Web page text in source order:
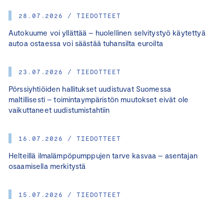
28.07.2026 / TIEDOTTEET
Autokuume voi yllättää – huolellinen selvitystyö käytettyä
autoa ostaessa voi säästää tuhansilta euroilta
23.07.2026 / TIEDOTTEET
Pörssiyhtiöiden hallitukset uudistuvat Suomessa
maltillisesti – toimintaympäristön muutokset eivät ole
vaikuttaneet uudistumistahtiin
16.07.2026 / TIEDOTTEET
Helteillä ilmalämpöpumppujen tarve kasvaa – asentajan
osaamisella merkitystä
15.07.2026 / TIEDOTTEET